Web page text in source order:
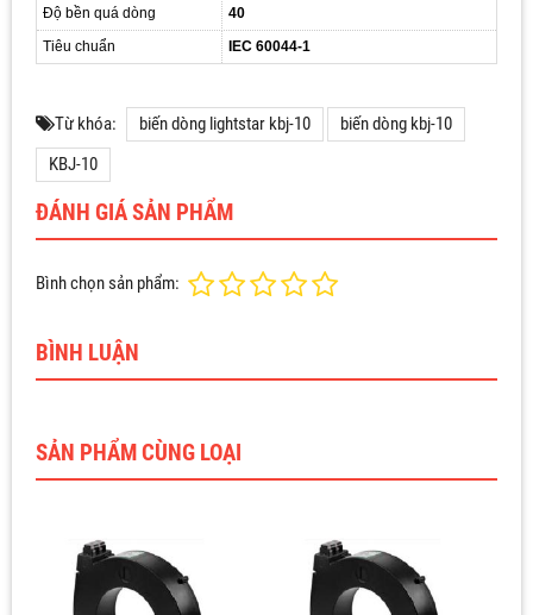
Độ bền quá dòng
40
Tiêu chuẩn
IEC 60044-1
Từ khóa: biến dòng lightstar kbj-10
biến dòng kbj-10
KBJ-10
ĐÁNH GIÁ SẢN PHẨM
Bình chọn sản phẩm:
BÌNH LUẬN
SẢN PHẨM CÙNG LOẠI